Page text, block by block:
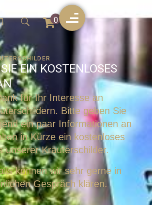
0
EIN KOSTENLOSES
für Ihr Interesse an
Bitte geben Sie
ein paar Informationen an
in Kürze ein kostenloses
unserer Kräuterschilder.
können wir sehr gerne in
Gespräch klären.